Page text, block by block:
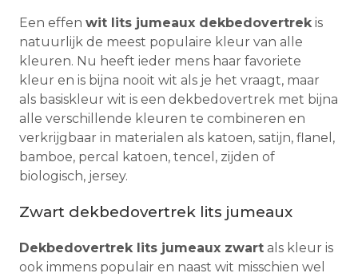
Een effen wit lits jumeaux dekbedovertrekis
natuurlijk de meest populaire kleur van alle
kleuren. Nu heeft ieder mens haar favoriete
kleur en is bijna nooit wit als je het vraagt, maar
als basiskleur wit is een dekbedovertrek met bijna
alle verschillende kleuren te combineren en
verkrijgbaar in materialen als katoen, satijn, flanel,
bamboe, percal katoen, tencel, zijden of
biologisch, jersey.
Zwart dekbedovertrek lits jumeaux
Dekbedovertrek lits jumeaux zwart als kleur is
ook immens populair en naast wit misschien wel